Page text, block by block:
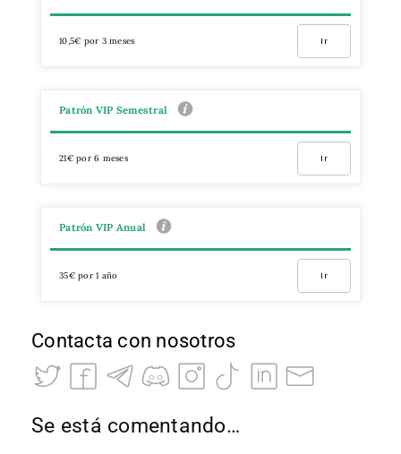
10,5€ por 3 meses Ir
Patrón VIP Semestral
21€ por 6 meses Ir
Patrón VIP Anual
35€ por 1 año Ir
Contacta con nosotros
Se está comentando…